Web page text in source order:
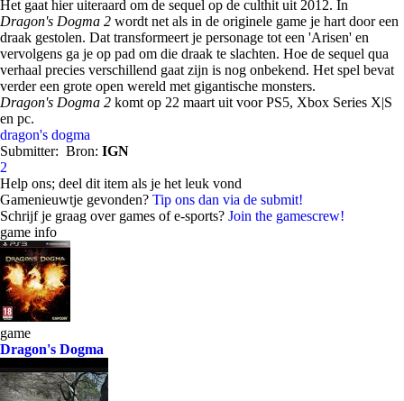
Het gaat hier uiteraard om de sequel op de culthit uit 2012. In
Dragon's Dogma 2 wordt net als in de originele game je hart door een
draak gestolen. Dat transformeert je personage tot een 'Arisen' en
vervolgens ga je op pad om die draak te slachten. Hoe de sequel qua
verhaal precies verschillend gaat zijn is nog onbekend. Het spel bevat
verder een grote open wereld met gigantische monsters.
Dragon's Dogma 2 komt op 22 maart uit voor PS5, Xbox Series X|S
en pc.
dragon's dogma
Submitter: Bron: IGN
2
Help ons; deel dit item als je het leuk vond
Gamenieuwtje gevonden? Tip ons dan via de submit!
Schrijf je graag over games of e-sports? Join the gamescrew!
game info
game
Dragon's Dogma